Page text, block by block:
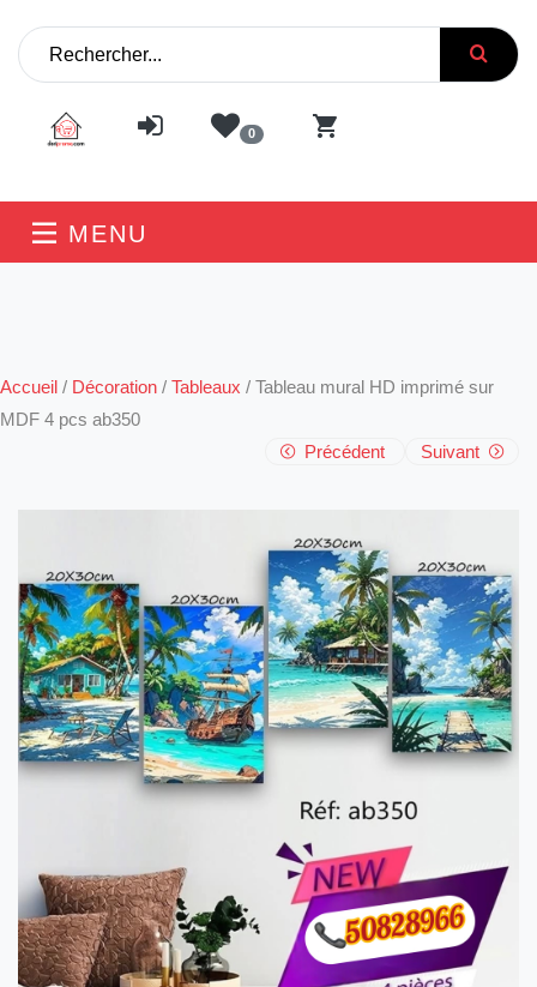
0
MENU
Accueil / Décoration / Tableaux / Tableau mural HD imprimé sur
MDF 4 pcs ab350
Précédent
Suivant